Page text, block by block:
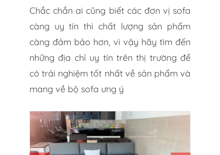
Chắc chắn ai cũng biết các đơn vị sofa
càng uy tín thì chất lượng sản phẩm
càng đảm bảo hơn, vì vậy hãy tìm đến
những địa chỉ uy tín trên thị trường để
có trải nghiệm tốt nhất về sản phẩm và
mang về bộ sofa ưng ý